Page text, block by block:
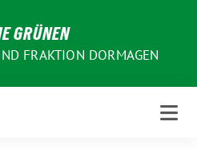
GRÜNEN
FRAKTION DORMAGEN